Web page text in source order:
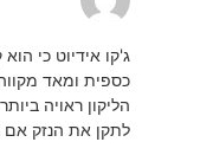
ג'קו אידיוט כי
כספית ומאד
הליקון ראויה
לתקן את הנזק אם